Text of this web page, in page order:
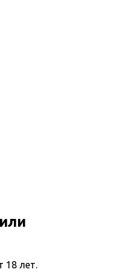
18 лет.